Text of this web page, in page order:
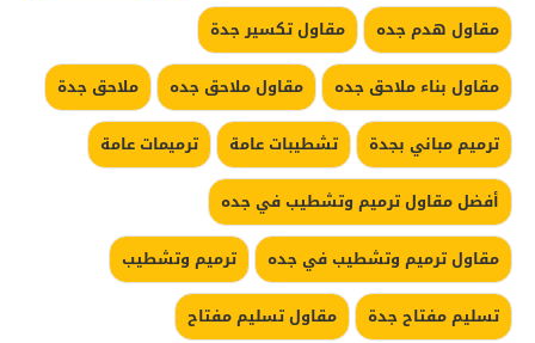
مقاول هدم جده
مقاول تكسير جدة
مقاول بناء ملاحق جده
مقاول ملاحق جده
ملاحق جدة
ترميم مباني بجدة
تشطيبات عامة
ترميمات عامة
أفضل مقاول ترميم وتشطيب في جده
مقاول ترميم وتشطيب في جده
ترميم وتشطيب
تسليم مفتاح جدة
مقاول تسليم مفتاح